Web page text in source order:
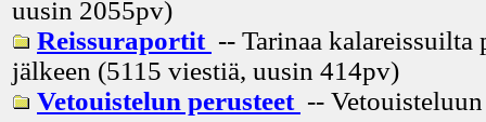
uusin 2055pv)
Reissuraportit -- Tarinaa kalareissuilta
jälkeen (5115 viestiä, uusin 414pv)
Vetouistelun perusteet --